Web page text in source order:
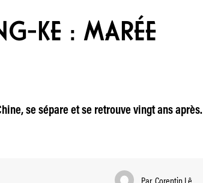
KE : MARÉE
se sépare et se retrouve vingt ans après.
Par Corentin Lê